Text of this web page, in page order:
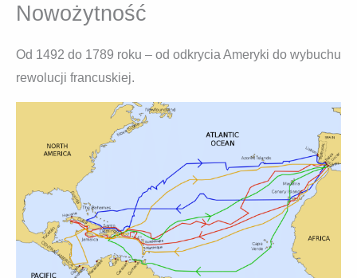
Nowożytność
Od 1492 do 1789 roku – od odkrycia Ameryki do wybuchu
rewolucji francuskiej.